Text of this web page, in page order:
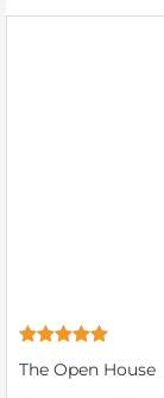
The Open House